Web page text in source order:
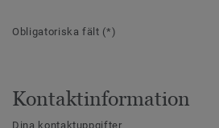
Obligatoriska fält (*)
Kontaktinformation
Dina kontaktuppgifter